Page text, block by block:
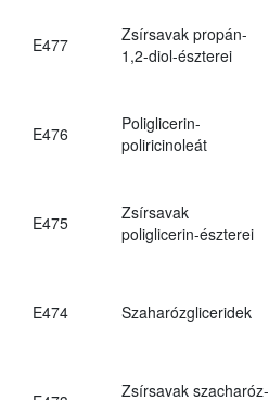
E477
Zsírsavak propán-
1,2-diol-észterei
E476
Poliglicerin-
poliricinoleát
E475
Zsírsavak
poliglicerin-észterei
E474 Szaharózgliceridek
Zsírsavak szacharóz-